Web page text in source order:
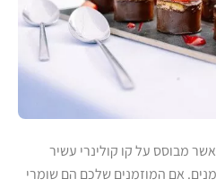
מבוסס על קו קולינרי עשיר
אם המוזמנים שלכם הם שומרי